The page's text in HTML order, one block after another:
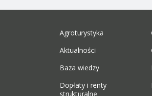
Agroturystyka
Aktualności
Baza wiedzy
Dopłaty i renty
strukturalne